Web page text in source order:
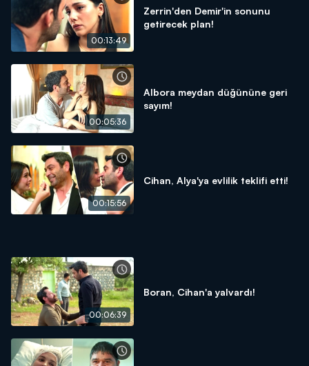
00:13:49
Zerrin'den Demir'in sonunu
getirecek plan!
00:05:36
Albora meydan düğününe geri
sayım!
00:15:56
Cihan, Alya'ya evlilik teklifi etti!
00:06:39
Boran, Cihan'a yalvardı!